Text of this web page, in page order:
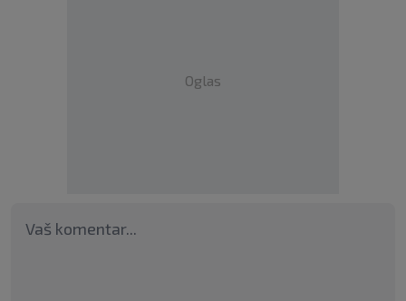
Oglas